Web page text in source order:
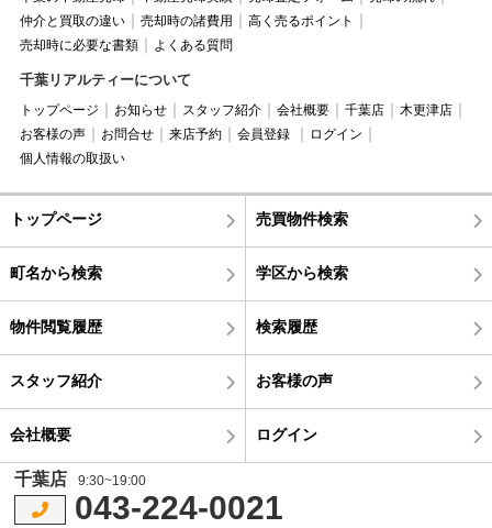
仲介と買取の違い
売却時の諸費用
高く売るポイント
売却時に必要な書類
よくある質問
千葉リアルティーについて
トップページ お知らせ スタッフ紹介 会社概要 千葉店
木更津店
お客様の声
お問合せ 来店予約 会員登録
ログイン
個人情報の取扱い
トップページ 売買物件検索
町名から検索 学区から検索
物件閲覧履歴 検索履歴
スタッフ紹介 お客様の声
会社概要 ログイン
千葉店 9:30~19:00
043-224-0021